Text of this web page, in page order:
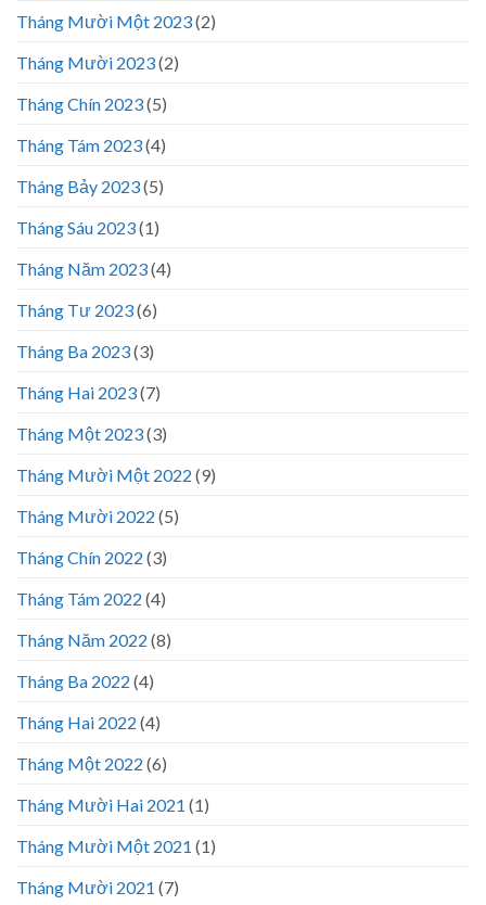
Tháng Mười Một 2023(2)
Tháng Mười 2023(2)
Tháng Chín 2023(5)
Tháng Tám 2023(4)
Tháng Bảy 2023(5)
Tháng Sáu 2023(1)
Tháng Năm 2023(4)
Tháng Tư 2023(6)
Tháng Ba 2023(3)
Tháng Hai 2023(7)
Tháng Một 2023(3)
Tháng Mười Một 2022 (9)
Tháng Mười 2022 (5)
Tháng Chín 2022 (3)
Tháng Tám 2022 (4)
Tháng Năm 2022 (8)
Tháng Ba 2022 (4)
Tháng Hai 2022 (4)
Tháng Một 2022 (6)
Tháng Mười Hai 2021 (1)
Tháng Mười Một 2021 (1)
Tháng Mười 2021 (7)